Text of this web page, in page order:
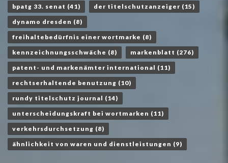
bpatg 33. senat (41) der titelschutzanzeiger (15)
dynamo dresden (8)
freihaltebedürfnis einer wortmarke (8)
kennzeichnungsschwäche (8) markenblatt (276)
patent- und markenämter international (11)
rechtserhaltende benutzung (10)
rundy titelschutz journal (14)
unterscheidungskraft bei wortmarken (11)
verkehrsdurchsetzung (8)
ähnlichkeit von waren und dienstleistungen (9)